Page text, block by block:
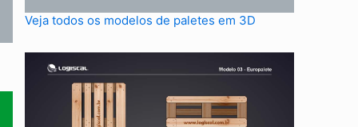
Veja todos os modelos de paletes em 3D